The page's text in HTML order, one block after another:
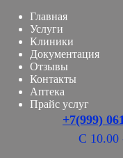
Главная
Услуги
Клиники
Документация
Отзывы
Контакты
Аптека
Прайс услуг
+7(999)
С 10.00